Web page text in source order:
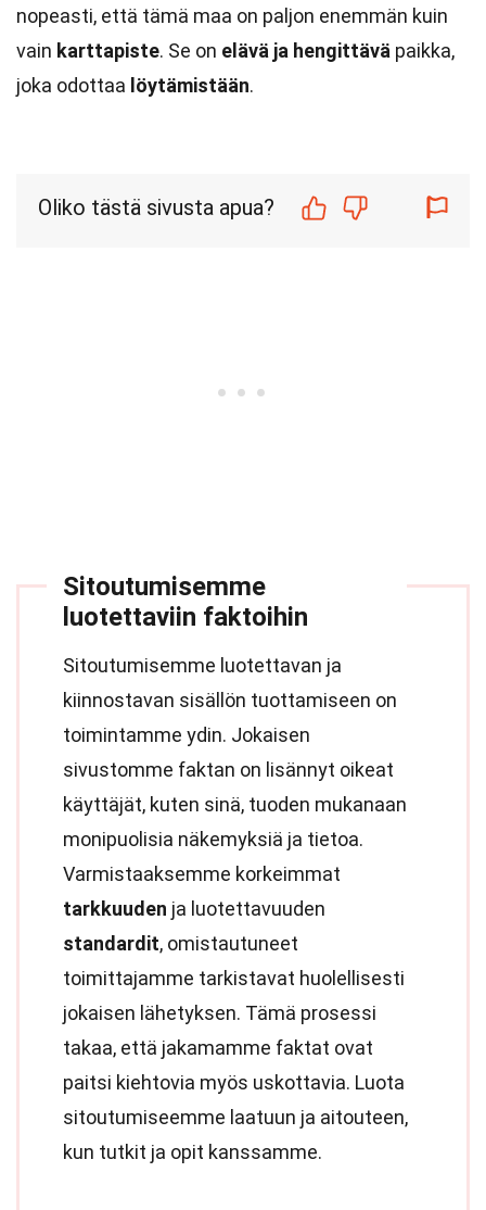
nopeasti, että tämä maa on paljon enemmän kuin
vain karttapiste. Se on elävä ja hengittävä paikka,
joka odottaa löytämistään.
Oliko tästä sivusta apua?
Sitoutumisemme
luotettaviin faktoihin
Sitoutumisemme luotettavan ja
kiinnostavan sisällön tuottamiseen on
toimintamme ydin. Jokaisen
sivustomme faktan on lisännyt oikeat
käyttäjät, kuten sinä, tuoden mukanaan
monipuolisia näkemyksiä ja tietoa.
Varmistaaksemme korkeimmat
tarkkuuden ja luotettavuuden
standardit, omistautuneet
toimittajamme tarkistavat huolellisesti
jokaisen lähetyksen. Tämä prosessi
takaa, että jakamamme faktat ovat
paitsi kiehtovia myös uskottavia. Luota
sitoutumiseemme laatuun ja aitouteen,
kun tutkit ja opit kanssamme.